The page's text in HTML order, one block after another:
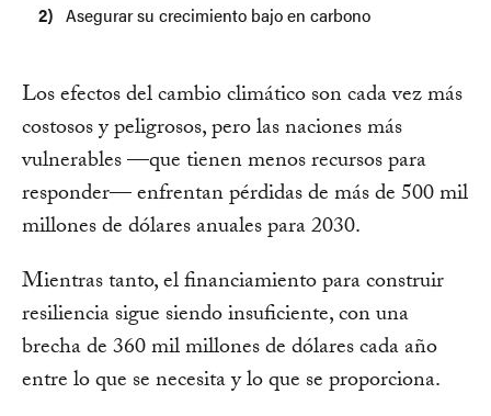
Asegurar su crecimiento bajo en carbono
Los efectos del cambio climático son cada vez más
costosos y peligrosos, pero las naciones más
vulnerables —que tienen menos recursos para
responder— enfrentan pérdidas de más de 500 mil
millones de dólares anuales para 2030.
Mientras tanto, el financiamiento para construir
resiliencia sigue siendo insuficiente, con una
brecha de 360 mil millones de dólares cada año
entre lo que se necesita y lo que se proporciona.